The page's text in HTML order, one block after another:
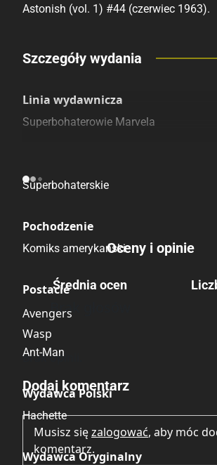
Astonish (vol. 1) #44 (czerwiec 1963).
Porównaj ceny
Szczegóły wydania
Linia wydawnicza
Superbohaterowie Marvela
Superbohaterskie
Pochodzenie
Komiks amerykański
Postacie
Avengers
Wasp
Ant-Man
Wydawca Polski
Hachette
Wydawca Oryginalny
Oceny i opinie
Średnia ocen
Brak głosów
Brak opinii.
Dodaj komentarz
Musisz sięzalogować, aby móc
komentarz.